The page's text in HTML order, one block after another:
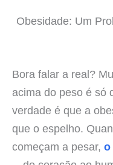
Obesidade: Um
Bora falar a real?
acima do peso é só
verdade é que a
que o espelho.
começam a pesar, o